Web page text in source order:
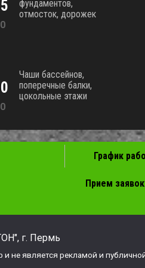
фундаментов,
отмосток, дорожек
Чаши бассейнов,
поперечные балки,
цокольные этажи
График
Прием заявок
г. Пермь
не является рекламой и